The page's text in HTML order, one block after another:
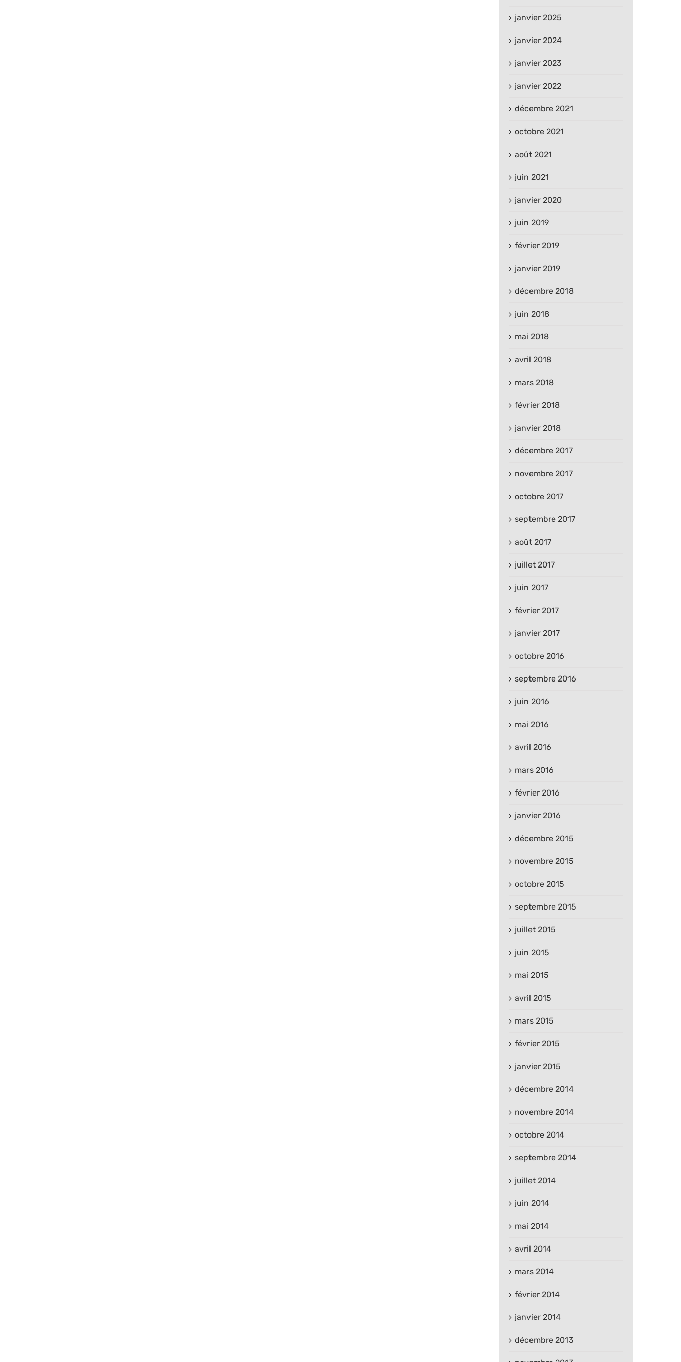
janvier 2025
janvier 2024
janvier 2023
janvier 2022
décembre 2021
octobre 2021
août 2021
juin 2021
janvier 2020
juin 2019
février 2019
janvier 2019
décembre 2018
juin 2018
mai 2018
avril 2018
mars 2018
février 2018
janvier 2018
décembre 2017
novembre 2017
octobre 2017
septembre 2017
août 2017
juillet 2017
juin 2017
février 2017
janvier 2017
octobre 2016
septembre 2016
juin 2016
mai 2016
avril 2016
mars 2016
février 2016
janvier 2016
décembre 2015
novembre 2015
octobre 2015
septembre 2015
juillet 2015
juin 2015
mai 2015
avril 2015
mars 2015
février 2015
janvier 2015
décembre 2014
novembre 2014
octobre 2014
septembre 2014
juillet 2014
juin 2014
mai 2014
avril 2014
mars 2014
février 2014
janvier 2014
décembre 2013